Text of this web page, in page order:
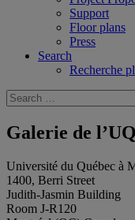
Support
Floor plans
Press
Search
Recherche
Search
for:
Galerie de
Université du Québec à
1400, Berri Street
Judith-Jasmin Building
Room J-R120